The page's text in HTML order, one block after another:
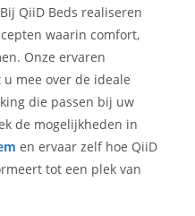
QiiD Beds realiseren
waarin comfort,
Onze ervaren
mee over de ideale
die passen bij uw
de mogelijkheden in
en ervaar zelf hoe QiiD
tot een plek van